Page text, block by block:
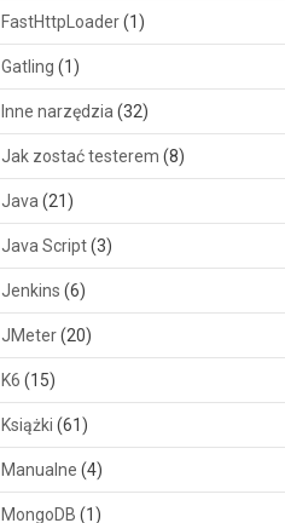
FastHttpLoader(1)
Gatling (1)
Inne narzędzia (32)
Jak zostać testerem (8)
Java (21)
Java Script(3)
Jenkins (6)
JMeter(20)
K6 (15)
Książki (61)
Manualne (4)
MongoDB (1)